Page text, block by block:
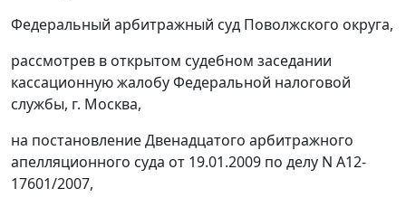
Федеральный арбитражный суд Поволжского округа,
рассмотрев в открытом судебном заседании
кассационную жалобу Федеральной налоговой
службы, г. Москва,
на постановление Двенадцатого арбитражного
апелляционного суда от 19.01.2009 по делу N А12-
17601/2007,